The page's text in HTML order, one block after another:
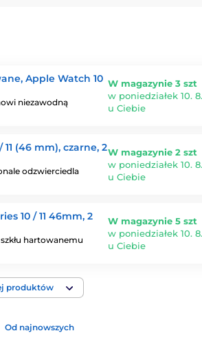
Apple Watch 10
niezawodną
W magazynie 3 szt
w poniedziałek 10. 8.
u Ciebie
(46 mm), czarne, 2
odzwierciedla
W magazynie 2 szt
w poniedziałek 10. 8.
u Ciebie
10 / 11 46mm, 2
hartowanemu
W magazynie 5 szt
w poniedziałek 10. 8.
u Ciebie
produktów
Od najnowszych